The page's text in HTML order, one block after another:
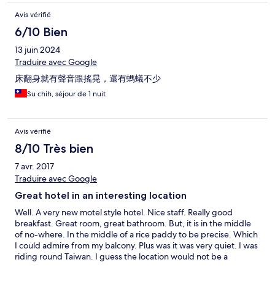
Avis vérifié
6/10 Bien
13 juin 2024
Traduire avec Google
床翻身就有聲音跟搖晃，還有螞蟻不少
Su chih, séjour de 1 nuit
Avis vérifié
8/10 Très bien
7 avr. 2017
Traduire avec Google
Great hotel in an interesting location
Well. A very new motel style hotel. Nice staff. Really good
breakfast. Great room, great bathroom. But, it is in the middle
of no-where. In the middle of a rice paddy to be precise. Which
I could admire from my balcony. Plus was it was very quiet. I was
riding round Taiwan. I guess the location would not be a